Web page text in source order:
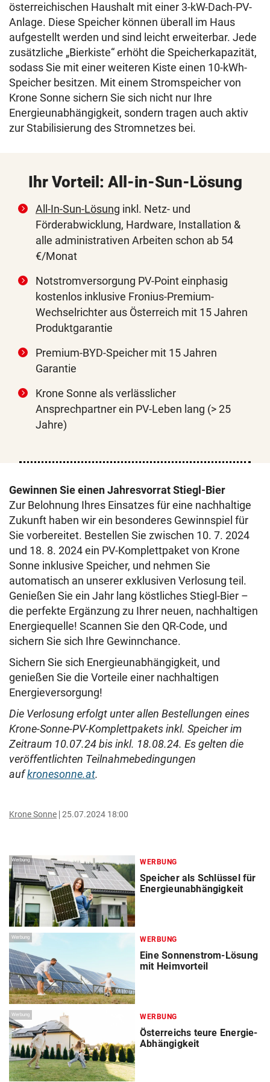
österreichischen Haushalt mit einer 3-kW-Dach-PV-
Anlage. Diese Speicher können überall im Haus
aufgestellt werden und sind leicht erweiterbar. Jede
zusätzliche „Bierkiste“ erhöht die Speicherkapazität,
sodass Sie mit einer weiteren Kiste einen 10-kWh-
Speicher besitzen. Mit einem Stromspeicher von
Krone Sonne sichern Sie sich nicht nur Ihre
Energieunabhängigkeit, sondern tragen auch aktiv
zur Stabilisierung des Stromnetzes bei.
Ihr Vorteil: All-in-Sun-Lösung
All-In-Sun-Lösung inkl. Netz- und
Förderabwicklung, Hardware, Installation &
alle administrativen Arbeiten schon ab 54
€/Monat
Notstromversorgung PV-Point einphasig
kostenlos inklusive Fronius-Premium-
Wechselrichter aus Österreich mit 15 Jahren
Produktgarantie
Premium-BYD-Speicher mit 15 Jahren
Garantie
Krone Sonne als verlässlicher
Ansprechpartner ein PV-Leben lang (> 25
Jahre)
Gewinnen Sie einen Jahresvorrat Stiegl-Bier
Zur Belohnung Ihres Einsatzes für eine nachhaltige
Zukunft haben wir ein besonderes Gewinnspiel für
Sie vorbereitet. Bestellen Sie zwischen 10. 7. 2024
und 18. 8. 2024 ein PV-Komplettpaket von Krone
Sonne inklusive Speicher, und nehmen Sie
automatisch an unserer exklusiven Verlosung teil.
Genießen Sie ein Jahr lang köstliches Stiegl-Bier –
die perfekte Ergänzung zu Ihrer neuen, nachhaltigen
Energiequelle! Scannen Sie den QR-Code, und
sichern Sie sich Ihre Gewinnchance.
Sichern Sie sich Energieunabhängigkeit, und
genießen Sie die Vorteile einer nachhaltigen
Energieversorgung!
Die Verlosung erfolgt unter allen Bestellungen eines
Krone-Sonne-PV-Komplettpakets inkl. Speicher im
Zeitraum 10.07.24 bis inkl. 18.08.24. Es gelten die
veröffentlichten Teilnahmebedingungen
aufkronesonne.at.
Krone Sonne 25.07.2024 18:00
Werbung WERBUNG
Speicher als Schlüssel für
Energieunabhängigkeit
Werbung WERBUNG
Eine Sonnenstrom-Lösung
mit Heimvorteil
Werbung WERBUNG
Österreichs teure Energie-
Abhängigkeit